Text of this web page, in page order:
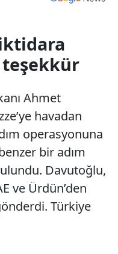
Ahmet
havadan
operasyonuna
bir adım
Davutoğlu,
ve Ürdün’den
Türkiye